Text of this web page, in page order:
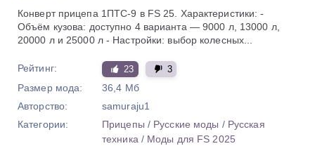
Конверт прицепа 1ПТС-9 в FS 25. Характеристики: -
Объём кузова: доступно 4 варианта — 9000 л, 13000 л,
20000 л и 25000 л - Настройки: выбор колесных...
Рейтинг: 23 3
Размер мода:
36,4 Мб
Авторство:
samuraju1
Категории:
Прицепы / Русские моды / Русская
техника/ Моды для FS 2025